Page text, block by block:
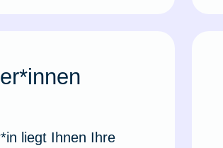
liegt Ihnen Ihre